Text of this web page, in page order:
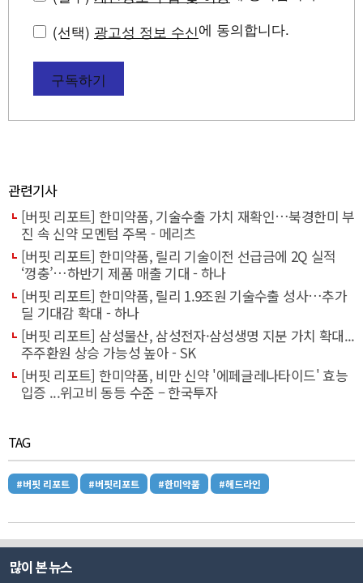
(선택) 광고성 정보 수신에 동의합니다.
구독하기
관련기사
[버핏 리포트] 한미약품, 기술수출 가치 재확인…북경한미 부
진 속 신약 모멘텀 주목 - 메리츠
[버핏 리포트] 한미약품, 릴리 기술이전 선급금에 2Q 실적
‘껑충’…하반기 제품 매출 기대 - 하나
[버핏 리포트] 한미약품, 릴리 1.9조원 기술수출 성사…추가
딜 기대감 확대 - 하나
[버핏 리포트] 삼성물산, 삼성전자·삼성생명 지분 가치 확대...
주주환원 상승 가능성 높아 - SK
[버핏 리포트] 한미약품, 비만 신약 '에페글레나타이드' 효능
입증 ...위고비 동등 수준 – 한국투자
TAG
#버핏 리포트 #버핏리포트 #한미약품 #헤드라인
많이 본 뉴스